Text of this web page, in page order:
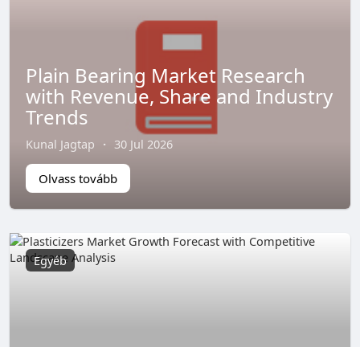
Plain Bearing Market Research
with Revenue, Share and Industry
Trends
Kunal Jagtap · 30 Jul 2026
Olvass tovább
Egyéb